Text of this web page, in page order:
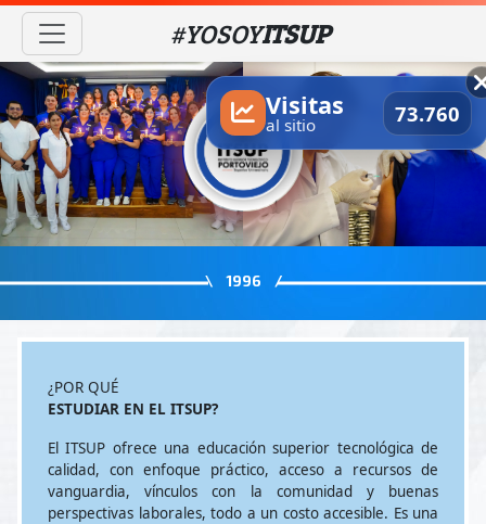
#YOSOYITSUP
\ 1996 /
¿POR QUÉ
ESTUDIAR EN EL ITSUP?
El ITSUP ofrece una educación superior tecnológica de
calidad, con enfoque práctico, acceso a recursos de
vanguardia, vínculos con la comunidad y buenas
perspectivas laborales, todo a un costo accesible. Es una
Visitas
al sitio 73.760